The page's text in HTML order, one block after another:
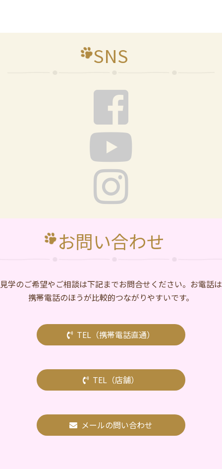
SNS
お問い合わせ
⾒学のご希望やご相談は下記までお問合せください。お電話は
携帯電話のほうが比較的つながりやすいです。
TEL（携帯電話直通）
TEL（店舗）
メールの問い合わせ